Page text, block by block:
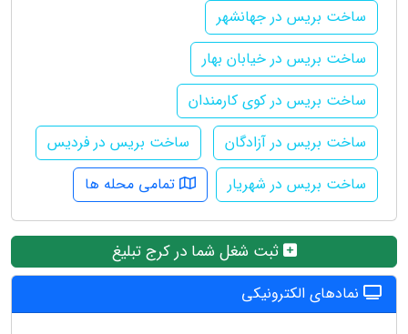
ساخت بریس در جهانشهر
ساخت بریس در خیابان بهار
ساخت بریس در کوی کارمندان
ساخت بریس در آزادگان
ساخت بریس در فردیس
ساخت بریس در شهریار
تمامی محله ها
ثبت شغل شما در کرج تبلیغ
نمادهای الکترونیکی